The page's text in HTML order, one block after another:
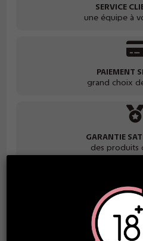
SERVICE
une équipe à
PAIEMENT
grand choix
GARANTIE
des produits